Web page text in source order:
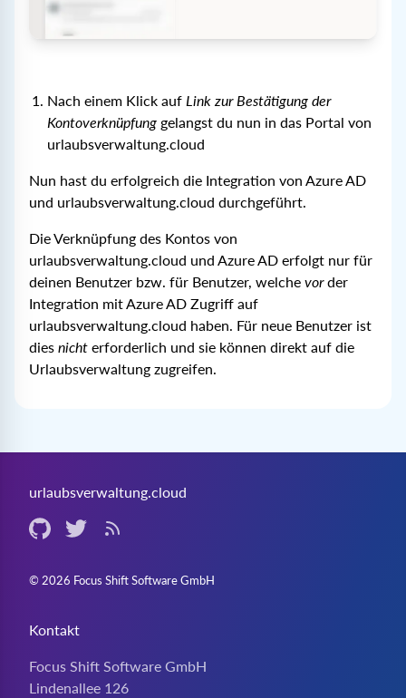
Nach einem Klick auf Link zur Bestätigung der
Kontoverknüpfung gelangst du nun in das Portal von
urlaubsverwaltung.cloud
Nun hast du erfolgreich die Integration von Azure AD
und urlaubsverwaltung.cloud durchgeführt.
Die Verknüpfung des Kontos von
urlaubsverwaltung.cloud und Azure AD erfolgt nur für
deinen Benutzer bzw. für Benutzer, welche vorder
Integration mit Azure AD Zugriff auf
urlaubsverwaltung.cloud haben. Für neue Benutzer ist
dies nicht erforderlich und sie können direkt auf die
Urlaubsverwaltung zugreifen.
urlaubsverwaltung.cloud
© 2026 Focus Shift Software GmbH
Kontakt
Focus Shift Software GmbH
Lindenallee 126